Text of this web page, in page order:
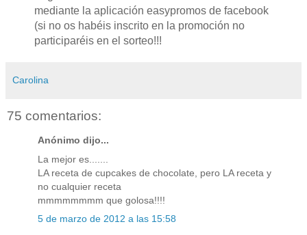
mediante la aplicación easypromos de facebook
(si no os habéis inscrito en la promoción no
participaréis en el sorteo!!!
Carolina
75 comentarios:
Anónimo dijo...
La mejor es.......
LA receta de cupcakes de chocolate, pero LA receta y
no cualquier receta
mmmmmmmm que golosa!!!!
5 de marzo de 2012 a las 15:58